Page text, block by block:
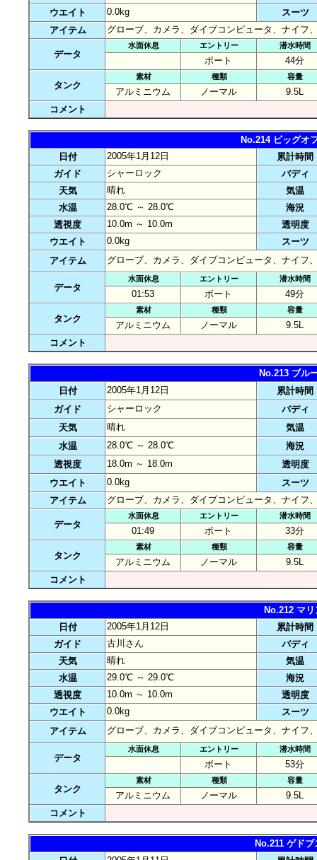
ウエイト
0.0kg
スーツ
アイテム
グローブ、カメラ、ダイブコンピュータ、ナイフ
データ
水面休息 エントリー 潜水時間
ボート 44分
タンク
素材 種類 容量
アルミニウム ノーマル
9.5L
コメント
No.214 ビッグオ
日付
2005年1月12日
累計時間
ガイド
シャーロック
バディ
天気
晴れ
気温
水温
28.0℃ ～ 28.0℃
海況
透視度
10.0m ～ 10.0m
透明度
ウエイト
0.0kg
スーツ
アイテム
グローブ、カメラ、ダイブコンピュータ、ナイフ
データ
水面休息 エントリー 潜水時間
01:53 ボート 49分
タンク
素材 種類 容量
アルミニウム ノーマル
9.5L
コメント
No.213 ブル
日付
2005年1月12日
累計時間
ガイド
シャーロック
バディ
天気
晴れ
気温
水温
28.0℃ ～ 28.0℃
海況
透視度
18.0m ～ 18.0m
透明度
ウエイト
0.0kg
スーツ
アイテム
グローブ、カメラ、ダイブコンピュータ、ナイフ
データ
水面休息 エントリー 潜水時間
01:49 ボート 33分
タンク
素材 種類 容量
アルミニウム ノーマル
9.5L
コメント
No.212 マ
日付
2005年1月12日
累計時間
ガイド
古川さん
バディ
天気
晴れ
気温
水温
29.0℃ ～ 29.0℃
海況
透視度
10.0m ～ 10.0m
透明度
ウエイト
0.0kg
スーツ
アイテム
グローブ、カメラ、ダイブコンピュータ、ナイフ
データ
水面休息 エントリー 潜水時間
ボート 53分
タンク
素材 種類 容量
アルミニウム ノーマル
9.5L
コメント
No.211 ゲド